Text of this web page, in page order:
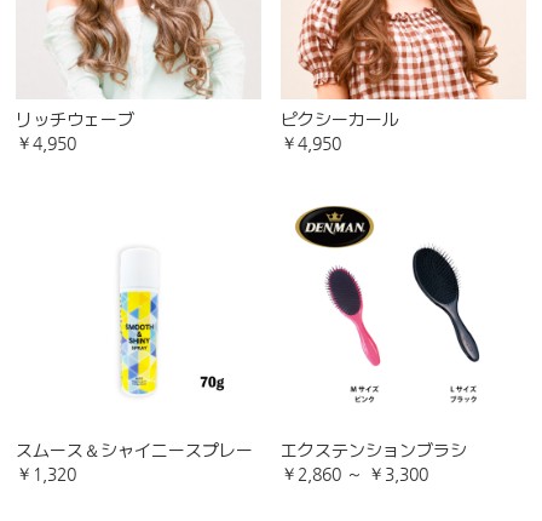
リッチウェーブ
￥4,950
ピクシーカール
￥4,950
スムース＆シャイニースプレー
￥1,320
エクステンションブラシ
￥2,860 ～ ￥3,300